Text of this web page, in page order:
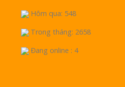
Hôm qua: 548
Trong tháng: 2658
Đang online : 4